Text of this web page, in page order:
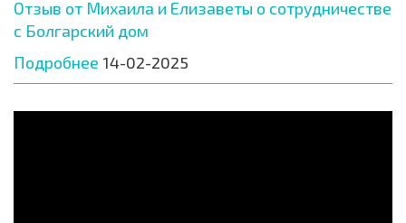
Отзыв от Михаила и Елизаветы о сотрудничестве
с Болгарский дом
Подробнее 14-02-2025